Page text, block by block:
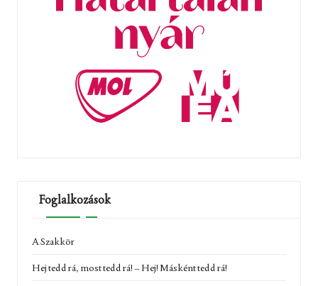
Foglalkozások
A Szakkör
Hej tedd rá, most tedd rá! – Hej! Másként tedd rá!